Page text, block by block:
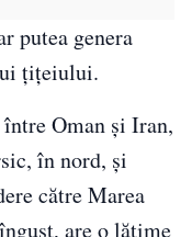
putea genera
ţiţeiului.
Oman şi Iran,
în nord, şi
către Marea
are o lăţime